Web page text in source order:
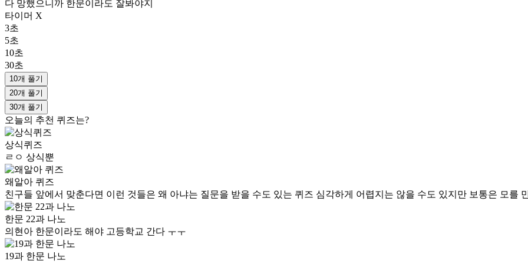
다 망했으니까 한문이라도 잘봐야지
타이머 X
3초
5초
10초
30초
10개 풀기
20개 풀기
30개 풀기
오늘의 추천 퀴즈는?
상식퀴즈
ㄹㅇ 상식뿐
왜알아 퀴즈
친구들 앞에서 맞춘다면 이런 것들은 왜 아냐는 질문을 받을 수도 있는 퀴즈 심각하게 어렵지는 않을 수도 있지만 보통은 모를
한문 22과 나노
의현아 한문이라도 해야 고등학교 간다 ㅜㅜ
19과 한문 나노